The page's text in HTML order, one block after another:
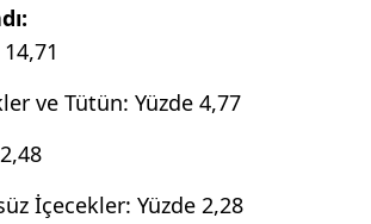
ve Tütün: Yüzde 4,77
İçecekler: Yüzde 2,28